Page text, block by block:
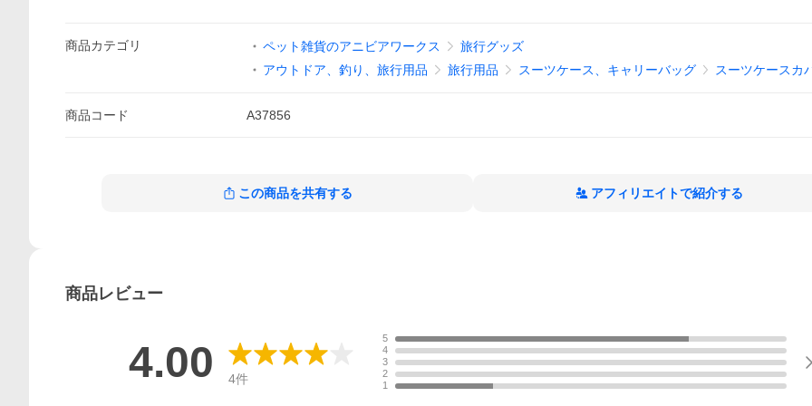
商品カテゴリ ペット雑貨のアニビアワークス
旅行グッズ
アウトドア、釣り、旅行用品
旅行用品 スーツケース、キャリーバッグ スーツケースカ
商品コード A37856
この商品を共有する アフィリエイトで紹介する
商品レビュー
4.00 4件
5
4
3
2
1